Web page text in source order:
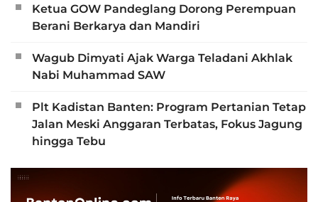
Ketua GOW Pandeglang Dorong Perempuan
Berani Berkarya dan Mandiri
Wagub Dimyati Ajak Warga Teladani Akhlak
Nabi Muhammad SAW
Plt Kadistan Banten: Program Pertanian Tetap
Jalan Meski Anggaran Terbatas, Fokus Jagung
hingga Tebu